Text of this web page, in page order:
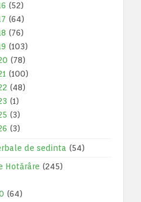
(52)
(64)
(76)
(103)
(78)
(100)
(48)
(1)
(3)
(3)
de sedinta (54)
Hotărâre (245)
(64)